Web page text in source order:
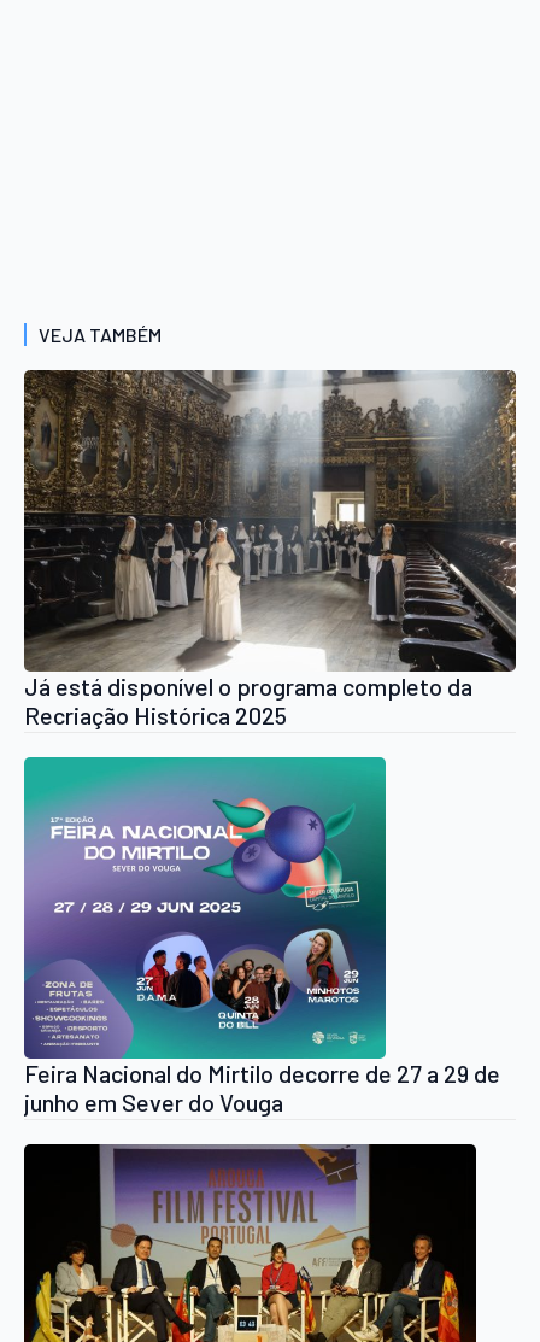
VEJA TAMBÉM
Já está disponível o programa completo da
Recriação Histórica 2025
Feira Nacional do Mirtilo decorre de 27 a 29 de
junho em Sever do Vouga